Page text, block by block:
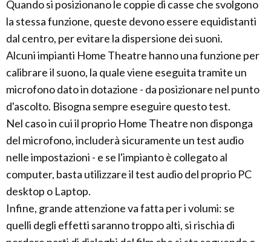
Quando si posizionano le coppie di casse che svolgono
la stessa funzione, queste devono essere equidistanti
dal centro, per evitare la dispersione dei suoni.
Alcuni impianti Home Theatre hanno una funzione per
calibrare il suono, la quale viene eseguita tramite un
microfono dato in dotazione - da posizionare nel punto
d'ascolto. Bisogna sempre eseguire questo test.
Nel caso in cui il proprio Home Theatre non disponga
del microfono, includerà sicuramente un test audio
nelle impostazioni - e se l'impianto è collegato al
computer, basta utilizzare il test audio del proprio PC
desktop o Laptop.
Infine, grande attenzione va fatta per i volumi: se
quelli degli effetti saranno troppo alti, si rischia di